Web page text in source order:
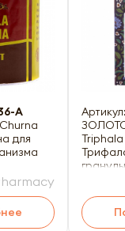
A
для
Артикул: